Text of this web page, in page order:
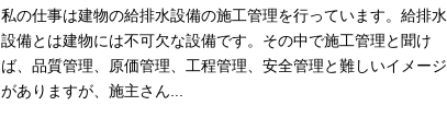
私の仕事は建物の給排水設備の施工管理を行っています。給排水
設備とは建物には不可欠な設備です。その中で施工管理と聞け
ば、品質管理、原価管理、工程管理、安全管理と難しいイメージ
がありますが、施主さん...